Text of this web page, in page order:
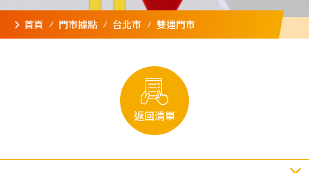
首頁 門市據點 台北市 雙連門市
返回清單